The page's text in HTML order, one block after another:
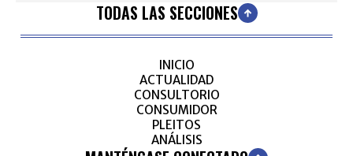
TODAS LAS SECCIONES
INICIO
ACTUALIDAD
CONSULTORIO
CONSUMIDOR
PLEITOS
ANÁLISIS